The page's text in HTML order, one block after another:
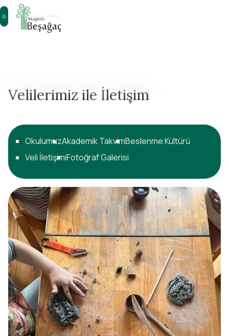
Menu
Velilerimiz ile İletişim
OkulumuzAkademik TakvimBeslenme Kültürü
Veli İletişimiFotoğraf Galerisi